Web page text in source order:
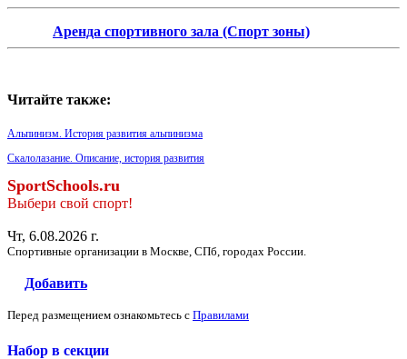
Аренда спортивного зала (Спорт зоны)
Читайте также:
Альпинизм. История развития альпинизма
Скалолазание. Описание, история развития
SportSchools.ru
Выбери свой спорт!
Чт, 6.08.2026 г.
Спортивные организации в Москве, СПб, городах России.
Добавить
Перед размещением ознакомьтесь с Правилами
Набор в секции